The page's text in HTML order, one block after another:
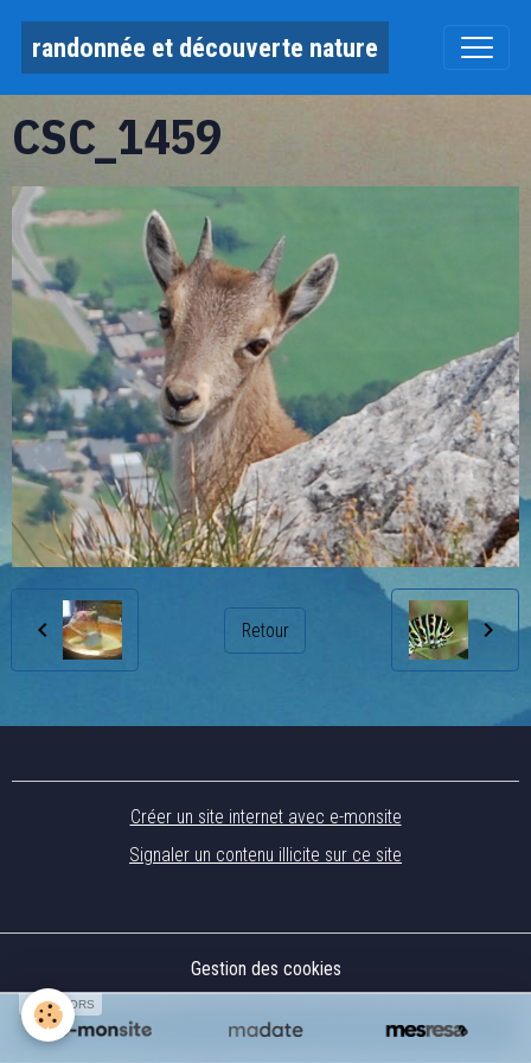
randonnée et découverte nature
CSC_1459
Retour
Créer un site internet avec e-monsite
Signaler un contenu illicite sur ce site
Gestion des cookies
SPONSORS